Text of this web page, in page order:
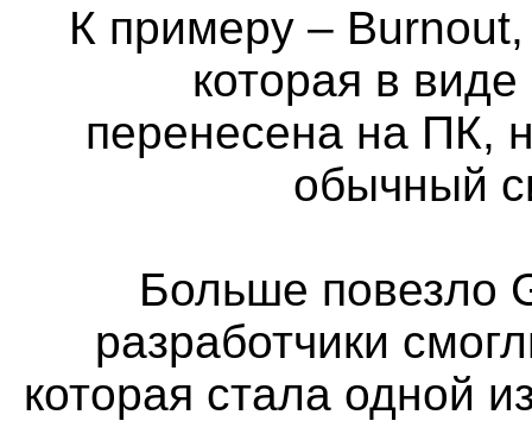
К примеру – Burnout,
которая в
перенесена на ПК,
обычный
Больше повезло
разработчики
которая стала одной